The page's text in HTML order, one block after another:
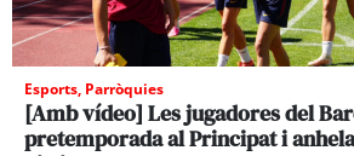
Esports, Parròquies
[Amb vídeo] Les jugadores del
pretemporada al Principat i